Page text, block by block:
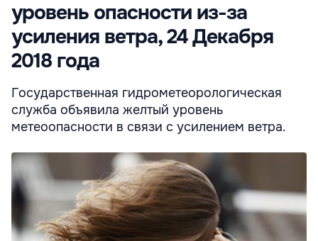
уровень опасности из-за
усиления ветра, 24 Декабря
2018 года
Государственная гидрометеорологическая
служба объявила желтый уровень
метеоопасности в связи с усилением ветра.